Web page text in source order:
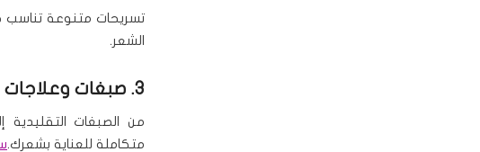
تسريحات متنوعة تناسب
الشعر.
3. صبغات وعلاجات
من الصبغات التقليدية
متكاملة للعناية بشعرك.